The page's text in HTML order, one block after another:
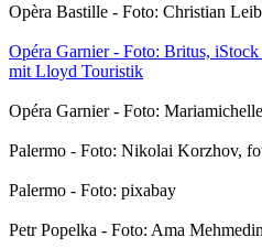
Opèra Bastille - Foto: Christian
Opéra Garnier - Foto: Britus,
mit Lloyd Touristik
Opéra Garnier - Foto:
Palermo - Foto: Nikolai Korzhov,
Palermo - Foto: pixabay
Petr Popelka - Foto: Ama